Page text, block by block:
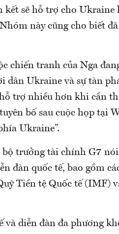
kết sẽ hỗ trợ cho
này cũng cho biết
chiến tranh của Nga
dân Ukraine và sự tàn
trợ nhiều hơn khi cần
bố sau cuộc họp tại
Ukraine”.
bộ trưởng tài chính G7
đàn quốc tế, bao gồm
Tiền tệ Quốc tế (IMF)
và diễn đàn đa phương